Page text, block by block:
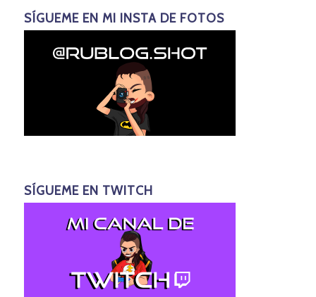
SÍGUEME EN MI INSTA DE FOTOS
SÍGUEME EN TWITCH